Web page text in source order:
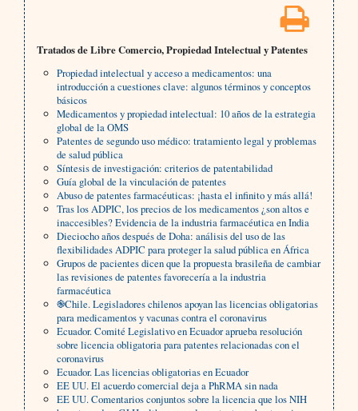
Tratados de Libre Comercio, Propiedad Intelectual y Patentes
Propiedad intelectual y acceso a medicamentos: una
introducción a cuestiones clave: algunos términos y conceptos
básicos
Medicamentos y propiedad intelectual: 10 años de la estrategia
global de la OMS
Patentes de segundo uso médico: tratamiento legal y problemas
de salud pública
Síntesis de investigación: criterios de patentabilidad
Guía global de la vinculación de patentes
Abuso de patentes farmacéuticas: ¡hasta el infinito y más allá!
Tras los ADPIC, los precios de los medicamentos ¿son altos e
inaccesibles? Evidencia de la industria farmacéutica en India
Dieciocho años después de Doha: análisis del uso de las
flexibilidades ADPIC para proteger la salud pública en África
Grupos de pacientes dicen que la propuesta brasileña de cambiar
las revisiones de patentes favorecería a la industria
farmacéutica
֎Chile. Legisladores chilenos apoyan las licencias obligatorias
para medicamentos y vacunas contra el coronavirus
Ecuador. Comité Legislativo en Ecuador aprueba resolución
sobre licencia obligatoria para patentes relacionadas con el
coronavirus
Ecuador. Las licencias obligatorias en Ecuador
EE UU. El acuerdo comercial deja a PhRMA sin nada
EE UU. Comentarios conjuntos sobre la licencia que los NIH